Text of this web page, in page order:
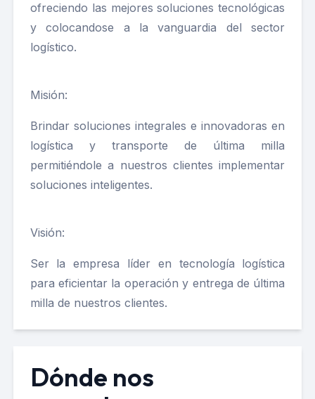
ofreciendo las mejores soluciones tecnológicas
y colocandose a la vanguardia del sector
logístico.
Misión:
Brindar soluciones integrales e innovadoras en
logística y transporte de última milla
permitiéndole a nuestros clientes implementar
soluciones inteligentes.
Visión:
Ser la empresa líder en tecnología logística
para eficientar la operación y entrega de última
milla de nuestros clientes.
Dónde nos